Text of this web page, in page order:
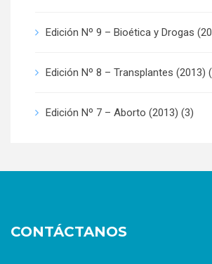
Edición Nº 9 – Bioética y Drogas
Edición Nº 8 – Transplantes (2013)
Edición Nº 7 – Aborto (2013) (3)
CONTÁCTANOS